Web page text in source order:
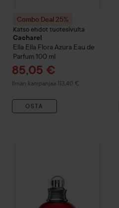
Combo Deal 25%
Katso ehdot tuotesivulta
Cacharel
Ella Ella Flora Azura Eau de
Parfum 100 ml
Tarjoushinta
85,05 €
Ilman kampanjaa 113,40 €
OSTA